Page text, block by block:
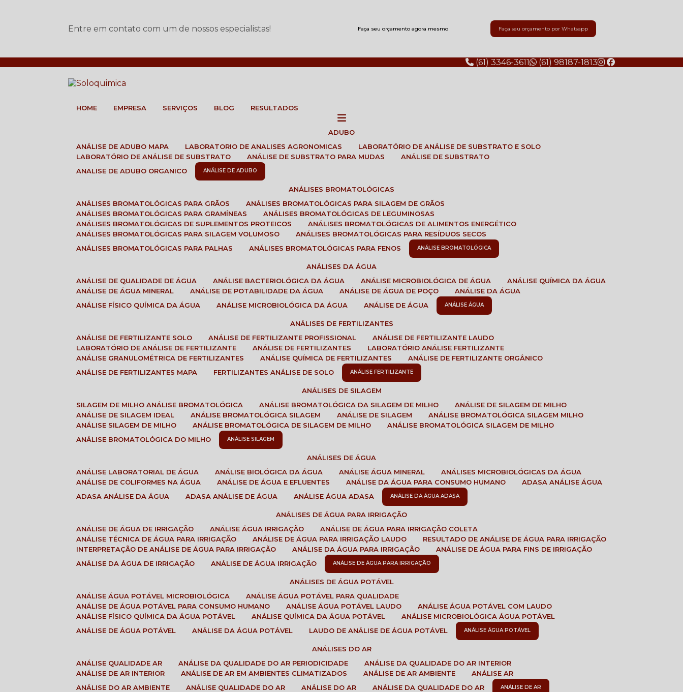
Entre em contato com um de nossos especialistas! Faça seu orçamento agora mesmo Faça seu orçamento por Whatsapp
(61) 3346-3611 (61) 98187-1813
HOME EMPRESA SERVIÇOS BLOG RESULTADOS
ADUBO
ANÁLISE DE ADUBO MAPA
LABORATORIO DE ANALISES AGRONOMICAS
LABORATÓRIO DE ANÁLISE DE SUBSTRATO E SOLO
LABORATÓRIO DE ANÁLISE DE SUBSTRATO
ANÁLISE DE SUBSTRATO PARA MUDAS
ANÁLISE DE SUBSTRATO
ANALISE DE ADUBO ORGANICO
ANÁLISE DE ADUBO
ANÁLISES BROMATOLÓGICAS
ANÁLISES BROMATOLÓGICAS PARA GRÃOS
ANÁLISES BROMATOLÓGICAS PARA SILAGEM DE GRÃOS
ANÁLISES BROMATOLÓGICAS PARA GRAMÍNEAS
ANÁLISES BROMATOLÓGICAS DE LEGUMINOSAS
ANÁLISES BROMATOLÓGICAS DE SUPLEMENTOS PROTEICOS
ANÁLISES BROMATOLÓGICAS DE ALIMENTOS ENERGÉTICO
ANÁLISES BROMATOLÓGICAS PARA SILAGEM VOLUMOSO
ANÁLISES BROMATOLÓGICAS PARA RESÍDUOS SECOS
ANÁLISES BROMATOLÓGICAS PARA PALHAS
ANÁLISES BROMATOLÓGICAS PARA FENOS ANÁLISE BROMATOLÓGICA
ANÁLISES DA ÁGUA
ANÁLISE DE QUALIDADE DE ÁGUA
ANÁLISE BACTERIOLÓGICA DA ÁGUA ANÁLISE MICROBIOLÓGICA DE ÁGUA
ANÁLISE QUÍMICA DA ÁGUA
ANÁLISE DE ÁGUA MINERAL
ANÁLISE DE POTABILIDADE DA ÁGUA ANÁLISE DE ÁGUA DE POÇO
ANÁLISE DA ÁGUA
ANÁLISE FÍSICO QUÍMICA DA ÁGUA
ANÁLISE MICROBIOLÓGICA DA ÁGUA ANÁLISE DE ÁGUA ANÁLISE ÁGUA
ANÁLISES DE FERTILIZANTES
ANÁLISE DE FERTILIZANTE SOLO
ANÁLISE DE FERTILIZANTE PROFISSIONAL
ANÁLISE DE FERTILIZANTE LAUDO
LABORATÓRIO DE ANÁLISE DE FERTILIZANTE
ANÁLISE DE FERTILIZANTES
LABORATÓRIO ANÁLISE FERTILIZANTE
ANÁLISE GRANULOMÉTRICA DE FERTILIZANTES
ANÁLISE QUÍMICA DE FERTILIZANTES
ANÁLISE DE FERTILIZANTE ORGÂNICO
ANÁLISE DE FERTILIZANTES MAPA
FERTILIZANTES ANÁLISE DE SOLO ANÁLISE FERTILIZANTE
ANÁLISES DE SILAGEM
SILAGEM DE MILHO ANÁLISE BROMATOLÓGICA
ANÁLISE BROMATOLÓGICA DA SILAGEM DE MILHO
ANÁLISE DE SILAGEM DE MILHO
ANÁLISE DE SILAGEM IDEAL
ANÁLISE BROMATOLÓGICA SILAGEM ANÁLISE DE SILAGEM
ANÁLISE BROMATOLÓGICA SILAGEM MILHO
ANÁLISE SILAGEM DE MILHO
ANÁLISE BROMATOLÓGICA DE SILAGEM DE MILHO
ANÁLISE BROMATOLÓGICA SILAGEM DE MILHO
ANÁLISE BROMATOLÓGICA DO MILHO
ANÁLISE SILAGEM
ANÁLISES DE ÁGUA
ANÁLISE LABORATORIAL DE ÁGUA
ANÁLISE BIOLÓGICA DA ÁGUA ANÁLISE ÁGUA MINERAL
ANÁLISES MICROBIOLÓGICAS DA ÁGUA
ANÁLISE DE COLIFORMES NA ÁGUA
ANÁLISE DE ÁGUA E EFLUENTES ANÁLISE DA ÁGUA PARA CONSUMO HUMANO
ADASA ANÁLISE ÁGUA
ADASA ANÁLISE DA ÁGUA
ADASA ANÁLISE DE ÁGUA ANÁLISE ÁGUA ADASA ANÁLISE DA ÁGUA ADASA
ANÁLISES DE ÁGUA PARA IRRIGAÇÃO
ANÁLISE DE ÁGUA DE IRRIGAÇÃO
ANÁLISE ÁGUA IRRIGAÇÃO
ANÁLISE DE ÁGUA PARA IRRIGAÇÃO COLETA
ANÁLISE TÉCNICA DE ÁGUA PARA IRRIGAÇÃO
ANÁLISE DE ÁGUA PARA IRRIGAÇÃO LAUDO
RESULTADO DE ANÁLISE DE ÁGUA PARA IRRIGAÇÃO
INTERPRETAÇÃO DE ANÁLISE DE ÁGUA PARA IRRIGAÇÃO
ANÁLISE DA ÁGUA PARA IRRIGAÇÃO
ANÁLISE DE ÁGUA PARA FINS DE IRRIGAÇÃO
ANÁLISE DA ÁGUA DE IRRIGAÇÃO
ANÁLISE DE ÁGUA IRRIGAÇÃO ANÁLISE DE ÁGUA PARA IRRIGAÇÃO
ANÁLISES DE ÁGUA POTÁVEL
ANÁLISE ÁGUA POTÁVEL MICROBIOLÓGICA
ANÁLISE ÁGUA POTÁVEL PARA QUALIDADE
ANÁLISE DE ÁGUA POTÁVEL PARA CONSUMO HUMANO
ANÁLISE ÁGUA POTÁVEL LAUDO
ANÁLISE ÁGUA POTÁVEL COM LAUDO
ANÁLISE FÍSICO QUÍMICA DA ÁGUA POTÁVEL
ANÁLISE QUÍMICA DA ÁGUA POTÁVEL
ANÁLISE MICROBIOLÓGICA ÁGUA POTÁVEL
ANÁLISE DE ÁGUA POTÁVEL
ANÁLISE DA ÁGUA POTÁVEL LAUDO DE ANÁLISE DE ÁGUA POTÁVEL ANÁLISE ÁGUA POTÁVEL
ANÁLISES DO AR
ANÁLISE QUALIDADE AR
ANÁLISE DA QUALIDADE DO AR PERIODICIDADE
ANÁLISE DA QUALIDADE DO AR INTERIOR
ANÁLISE DE AR INTERIOR
ANÁLISE DE AR EM AMBIENTES CLIMATIZADOS ANÁLISE DE AR AMBIENTE
ANÁLISE AR
ANÁLISE DO AR AMBIENTE
ANÁLISE QUALIDADE DO AR ANÁLISE DO AR ANÁLISE DA QUALIDADE DO AR ANÁLISE DE AR